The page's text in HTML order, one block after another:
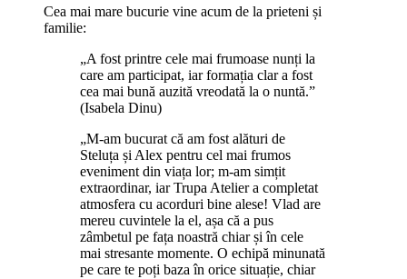
Cea mai mare bucurie vine acum de la prieteni și
familie:
„A fost printre cele mai frumoase nunți la
care am participat, iar formația clar a fost
cea mai bună auzită vreodată la o nuntă.”
(Isabela Dinu)
„M-am bucurat că am fost alături de
Steluța și Alex pentru cel mai frumos
eveniment din viața lor; m-am simțit
extraordinar, iar Trupa Atelier a completat
atmosfera cu acorduri bine alese! Vlad are
mereu cuvintele la el, așa că a pus
zâmbetul pe fața noastră chiar și în cele
mai stresante momente. O echipă minunată
pe care te poți baza în orice situație, chiar